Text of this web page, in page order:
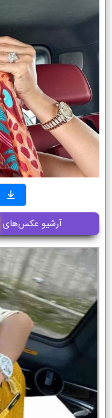
آرشیو عکس‌های